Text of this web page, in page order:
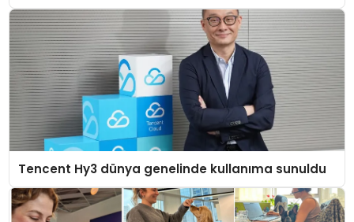
Tencent Hy3 dünya genelinde kullanıma sunuldu